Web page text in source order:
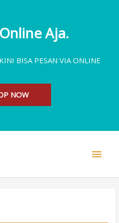
Aja.
KINI BISA PESAN VIA ONLINE
NOW